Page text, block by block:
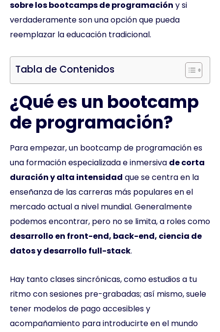
sobre los bootcamps de programación y si
verdaderamente son una opción que pueda
reemplazar la educación tradicional.
Tabla de Contenidos
¿Qué es un bootcamp
de programación?
Para empezar, un bootcamp de programación es
una formación especializada e inmersiva de corta
duración y alta intensidad que se centra en la
enseñanza de las carreras más populares en el
mercado actual a nivel mundial. Generalmente
podemos encontrar, pero no se limita, a roles como
desarrollo en front-end, back-end, ciencia de
datos y desarrollo full-stack.
Hay tanto clases sincrónicas, como estudios a tu
ritmo con sesiones pre-grabadas; así mismo, suele
tener modelos de pago accesibles y
acompañamiento para introducirte en el mundo